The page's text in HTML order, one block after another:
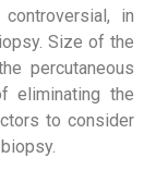
in
Size of the
percutaneous
eliminating the
to consider